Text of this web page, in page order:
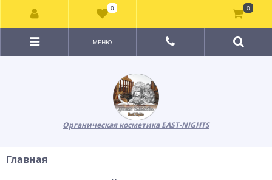
Органическая косметика EAST-NIGHTS
МЕНЮ
Главная
0 0